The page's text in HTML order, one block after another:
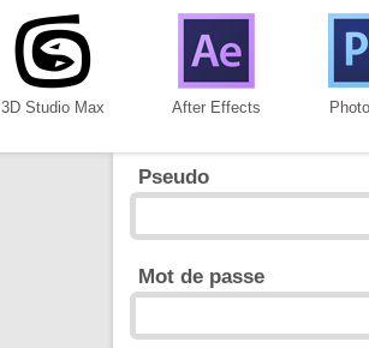
3D Studio Max After Effects
Pseudo
Mot de passe